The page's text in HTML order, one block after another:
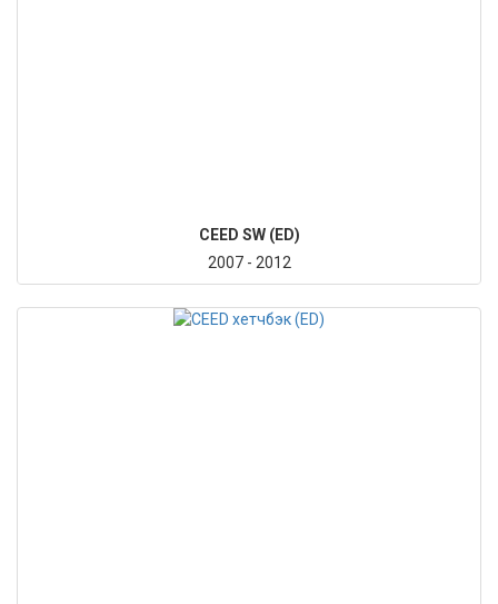
CEED SW (ED)
2007 - 2012